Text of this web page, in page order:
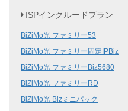
ISPインクルードプラン
BiZiMo光 ファミリー53
BiZiMo光 ファミリー固定IPBiz
BiZiMo光 ファミリーBiz5680
BiZiMo光 ファミリーRD
BiZiMo光 Bizミニパック